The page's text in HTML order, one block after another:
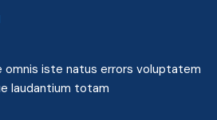
omnis iste natus errors voluptatem
laudantium totam